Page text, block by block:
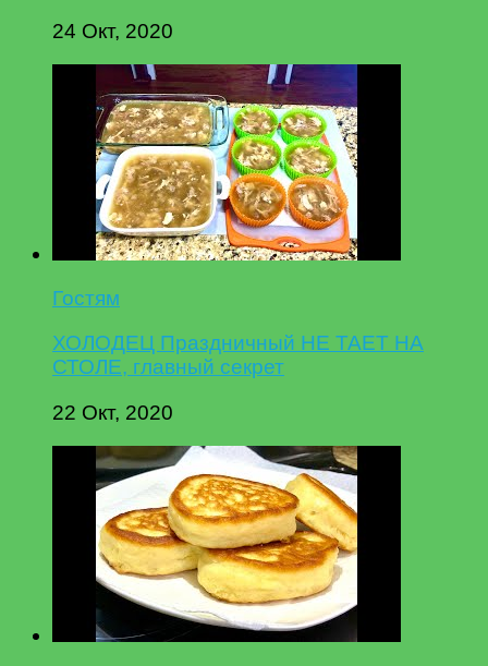
24 Окт, 2020
Гостям
ХОЛОДЕЦ Праздничный НЕ ТАЕТ НА
СТОЛЕ, главный секрет
22 Окт, 2020